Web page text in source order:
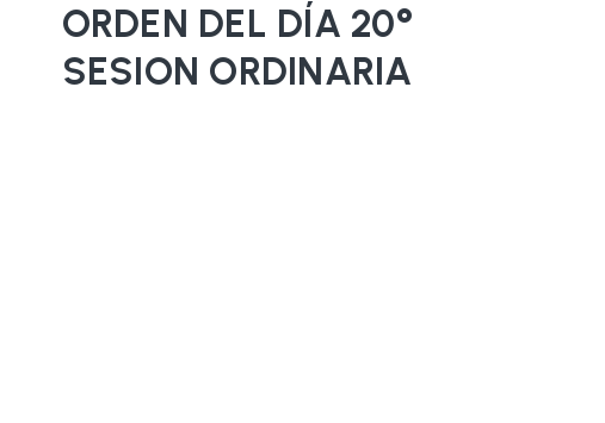
ORDEN DEL DÍA 20°
SESION ORDINARIA